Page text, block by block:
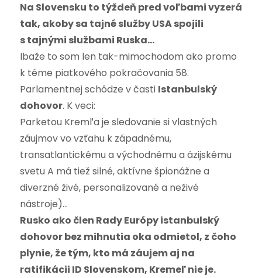
Na Slovensku to týždeň pred voľbami vyzerá
tak, akoby sa tajné služby USA spojili
s tajnými službami Ruska…
Ibaže to som len tak-mimochodom ako promo
k téme piatkového pokračovania 58.
Parlamentnej schôdze v časti Istanbulský
dohovor. K veci:
Parketou Kremľa je sledovanie si vlastných
záujmov vo vzťahu k západnému,
transatlantickému a východnému a ázijskému
svetu A má tiež silné, aktívne špionážne a
diverzné živé, personalizované a neživé
nástroje)…
Rusko ako člen Rady Európy istanbulský
dohovor bez mihnutia oka odmietol, z čoho
plynie, že tým, kto má záujem aj na
ratifikácii ID Slovenskom, Kremeľ nie je.